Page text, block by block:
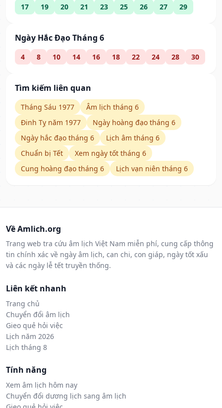
17
19 20 21 23 25 26 27 29
Ngày Hắc Đạo Tháng 6
4 8 10 14 16 18 22 24 28 30
Tìm kiếm liên quan
Tháng Sáu 1977
Âm lịch tháng 6
Đinh Tỵ năm 1977
Ngày hoàng đạo tháng 6
Ngày hắc đạo tháng 6
Lịch âm tháng 6
Chuẩn bị Tết
Xem ngày tốt tháng 6
Cung hoàng đạo tháng 6
Lịch vạn niên tháng 6
Về Amlich.org
Trang web tra cứu âm lịch Việt Nam miễn phí, cung cấp thông
tin chính xác về ngày âm lịch, can chi, con giáp, ngày tốt xấu
và các ngày lễ tết truyền thống.
Liên kết nhanh
Trang chủ
Chuyển đổi âm lịch
Gieo quẻ hỏi việc
Lịch năm 2026
Lịch tháng 8
Tính năng
Xem âm lịch hôm nay
Chuyển đổi dương lịch sang âm lịch